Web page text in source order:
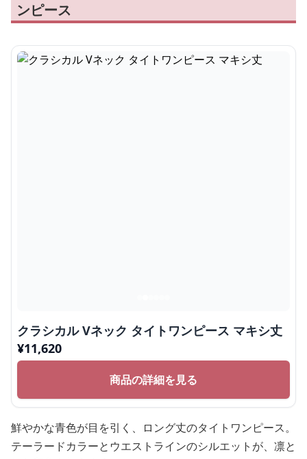
ンピース
クラシカル Vネック タイトワンピース マキシ丈
¥11,620
商品の詳細を見る
鮮やかな青色が目を引く、ロング丈のタイトワンピース。
テーラードカラーとウエストラインのシルエットが、凛と